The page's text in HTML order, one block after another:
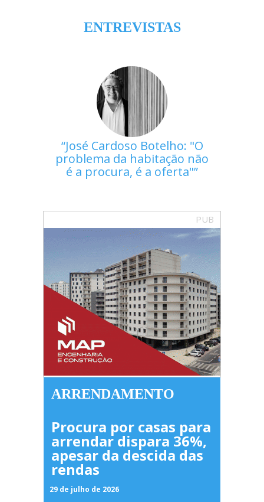
ENTREVISTAS
José Cardoso Botelho: "O
problema da habitação não
é a procura, é a oferta"
PUB
ARRENDAMENTO
Procura por casas para
arrendar dispara 36%,
apesar da descida das
rendas
29 de julho de 2026